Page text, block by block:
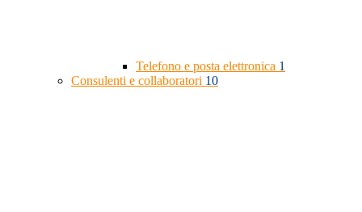
Telefono e posta elettronica 1
Consulenti e collaboratori 10